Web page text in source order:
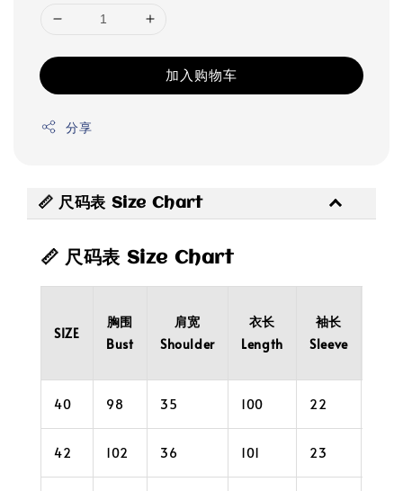
加入购物车
分享
📏 尺码表 Size Chart
📏 尺码表 Size Chart
SIZE
胸围
Bust
肩宽
Shoulder
衣长
Length
袖长
Sleeve
40 98 35 100 22
42 102 36 101 23